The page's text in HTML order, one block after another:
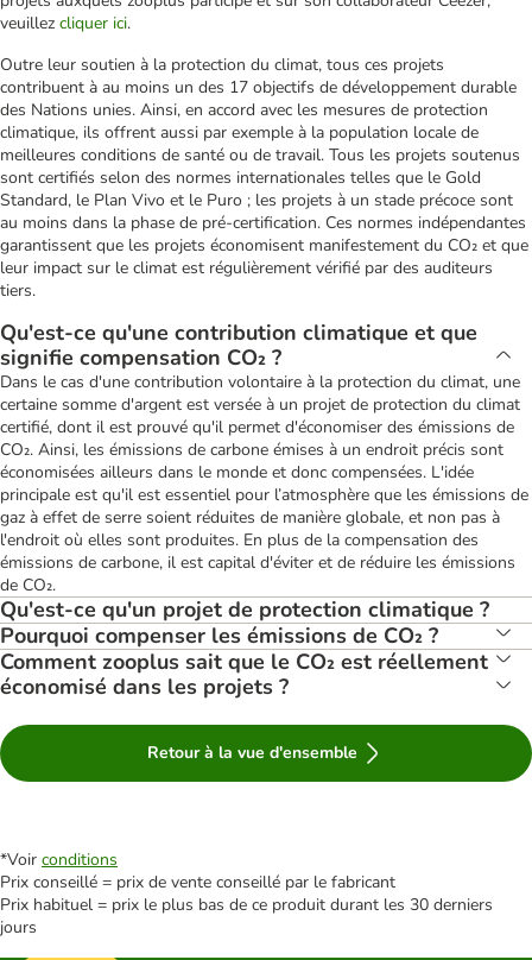
veuillez cliquer ici.
Outre leur soutien à la protection du climat, tous ces projets
contribuent à au moins un des 17 objectifs de développement durable
des Nations unies. Ainsi, en accord avec les mesures de protection
climatique, ils offrent aussi par exemple à la population locale de
meilleures conditions de santé ou de travail. Tous les projets soutenus
sont certifiés selon des normes internationales telles que le Gold
Standard, le Plan Vivo et le Puro ; les projets à un stade précoce sont
au moins dans la phase de pré-certification. Ces normes indépendantes
garantissent que les projets économisent manifestement du CO₂ et que
leur impact sur le climat est régulièrement vérifié par des auditeurs
tiers.
Qu'est-ce qu'une contribution climatique et que
signifie compensation CO₂ ?
Dans le cas d'une contribution volontaire à la protection du climat, une
certaine somme d'argent est versée à un projet de protection du climat
certifié, dont il est prouvé qu'il permet d'économiser des émissions de
CO₂. Ainsi, les émissions de carbone émises à un endroit précis sont
économisées ailleurs dans le monde et donc compensées. L'idée
principale est qu'il est essentiel pour l’atmosphère que les émissions de
gaz à effet de serre soient réduites de manière globale, et non pas à
l'endroit où elles sont produites. En plus de la compensation des
émissions de carbone, il est capital d'éviter et de réduire les émissions
de CO₂.
Qu'est-ce qu'un projet de protection climatique ?
Pourquoi compenser les émissions de CO₂ ?
Comment zooplus sait que le CO₂ est réellement
économisé dans les projets ?
Retour à la vue d'ensemble
*Voir conditions
Prix conseillé = prix de vente conseillé par le fabricant
Prix habituel = prix le plus bas de ce produit durant les 30 derniers
jours